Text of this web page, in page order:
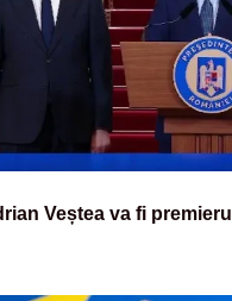
Veștea va fi premierul